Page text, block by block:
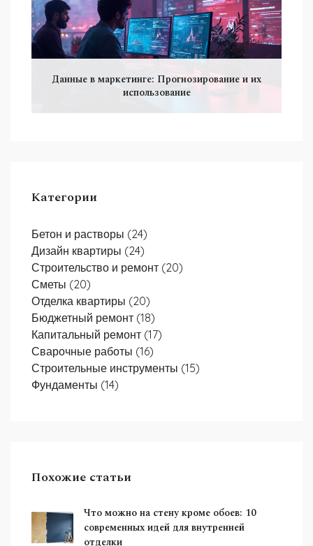
Данные в маркетинге: Прогнозирование и их
использование
Категории
Бетон и растворы (24)
Дизайн квартиры (24)
Строительство и ремонт (20)
Сметы (20)
Отделка квартиры (20)
Бюджетный ремонт (18)
Капитальный ремонт (17)
Сварочные работы (16)
Строительные инструменты (15)
Фундаменты (14)
Похожие статьи
Что можно на стену кроме обоев: 10
современных идей для внутренней
отделки